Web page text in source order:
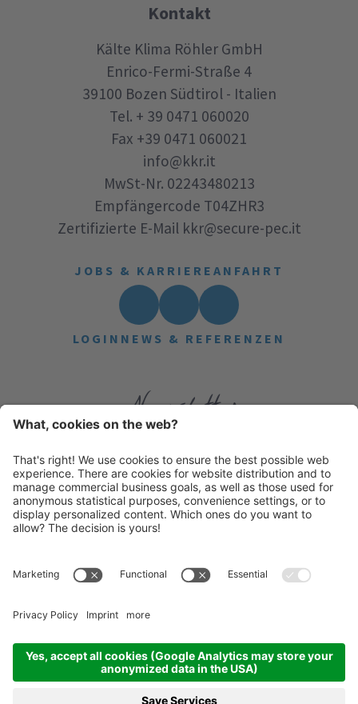
Kontakt
Kälte Klima Röhler GmbH
Enrico-Fermi-Straße 4
39100 Bozen Südtirol - Italien
Tel. + 39 0471 060020
Fax +39 0471 060021
info@kkr.it
MwSt-Nr. 02243480213
Empfängercode T04ZHR3
Zertifizierte E-Mail kkr@secure-pec.it
JOBS & KARRIERE ANFAHRT
LOGIN NEWS & REFERENZEN
Newsletter
Datenschutzerklärung(Info)
Einstellungen|Sitemap |Produced by